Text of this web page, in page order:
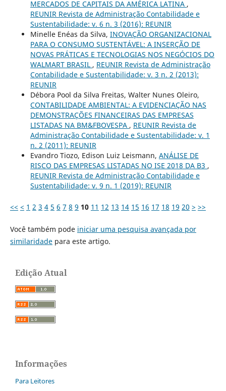
MERCADOS DE CAPITAIS DA AMÉRICA LATINA ,
REUNIR Revista de Administração Contabilidade e
Sustentabilidade: v. 6 n. 3 (2016): REUNIR
Minelle Enéas da Silva, INOVAÇÃO ORGANIZACIONAL
PARA O CONSUMO SUSTENTÁVEL: A INSERÇÃO DE
NOVAS PRÁTICAS E TECNOLOGIAS NOS NEGÓCIOS DO
WALMART BRASIL , REUNIR Revista de Administração
Contabilidade e Sustentabilidade: v. 3 n. 2 (2013):
REUNIR
Débora Pool da Silva Freitas, Walter Nunes Oleiro,
CONTABILIDADE AMBIENTAL: A EVIDENCIAÇÃO NAS
DEMONSTRAÇÕES FINANCEIRAS DAS EMPRESAS
LISTADAS NA BM&FBOVESPA , REUNIR Revista de
Administração Contabilidade e Sustentabilidade: v. 1
n. 2 (2011): REUNIR
Evandro Tiozo, Edison Luiz Leismann, ANÁLISE DE
RISCO DAS EMPRESAS LISTADAS NO ISE 2018 DA B3 ,
REUNIR Revista de Administração Contabilidade e
Sustentabilidade: v. 9 n. 1 (2019): REUNIR
<< < 1 2 3 4 5 6 7 8 9 10 11 12 13 14 15 16 17 18 19 20 > >>
Você também pode iniciar uma pesquisa avançada por
similaridadepara este artigo.
Edição Atual
Informações
Para Leitores